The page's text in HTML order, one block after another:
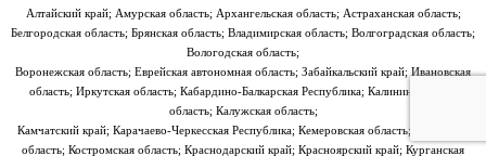
Алтайский край; Амурская область; Архангельская область; Астраханская область;
Белгородская область; Брянская область; Владимирская область; Волгоградская область;
Вологодская область;
Воронежская область; Еврейская автономная область; Забайкальский край; Ивановская
область; Иркутская область; Кабардино-Балкарская Республика; Калининградская
область; Калужская область;
Камчатский край; Карачаево-Черкесская Республика; Кемеровская область; Кировская
область; Костромская область; Краснодарский край; Красноярский край; Курганская